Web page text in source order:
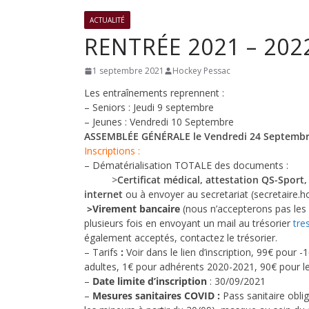
club
de
Hockey
de
Pessac
ACTUALITÉ
RENTRÉE 2021 –
1 septembre 2021 Hockey Pessac
Les entraînements reprennent :
– Seniors : Jeudi 9 septembre
– Jeunes : Vendredi 10 Septembre
ASSEMBLÉE GÉNÉRALE le Vendredi 24
Inscriptions :
– Dématérialisation TOTALE des documents :
>Certificat médical, attestation QS-Sport,
internet ou à envoyer au secretariat
>Virement bancaire (nous n’accepterons pas
plusieurs fois en envoyant un mail au trésorier
également acceptés, contactez le trésorier.
– Tarifs : Voir dans le lien d’inscription, 99€ pour
adultes, 1€ pour adhérents 2020-2021, 90€ pour
– Date limite d’inscription : 30/09/2021
– Mesures sanitaires COVID : Pass sanitaire